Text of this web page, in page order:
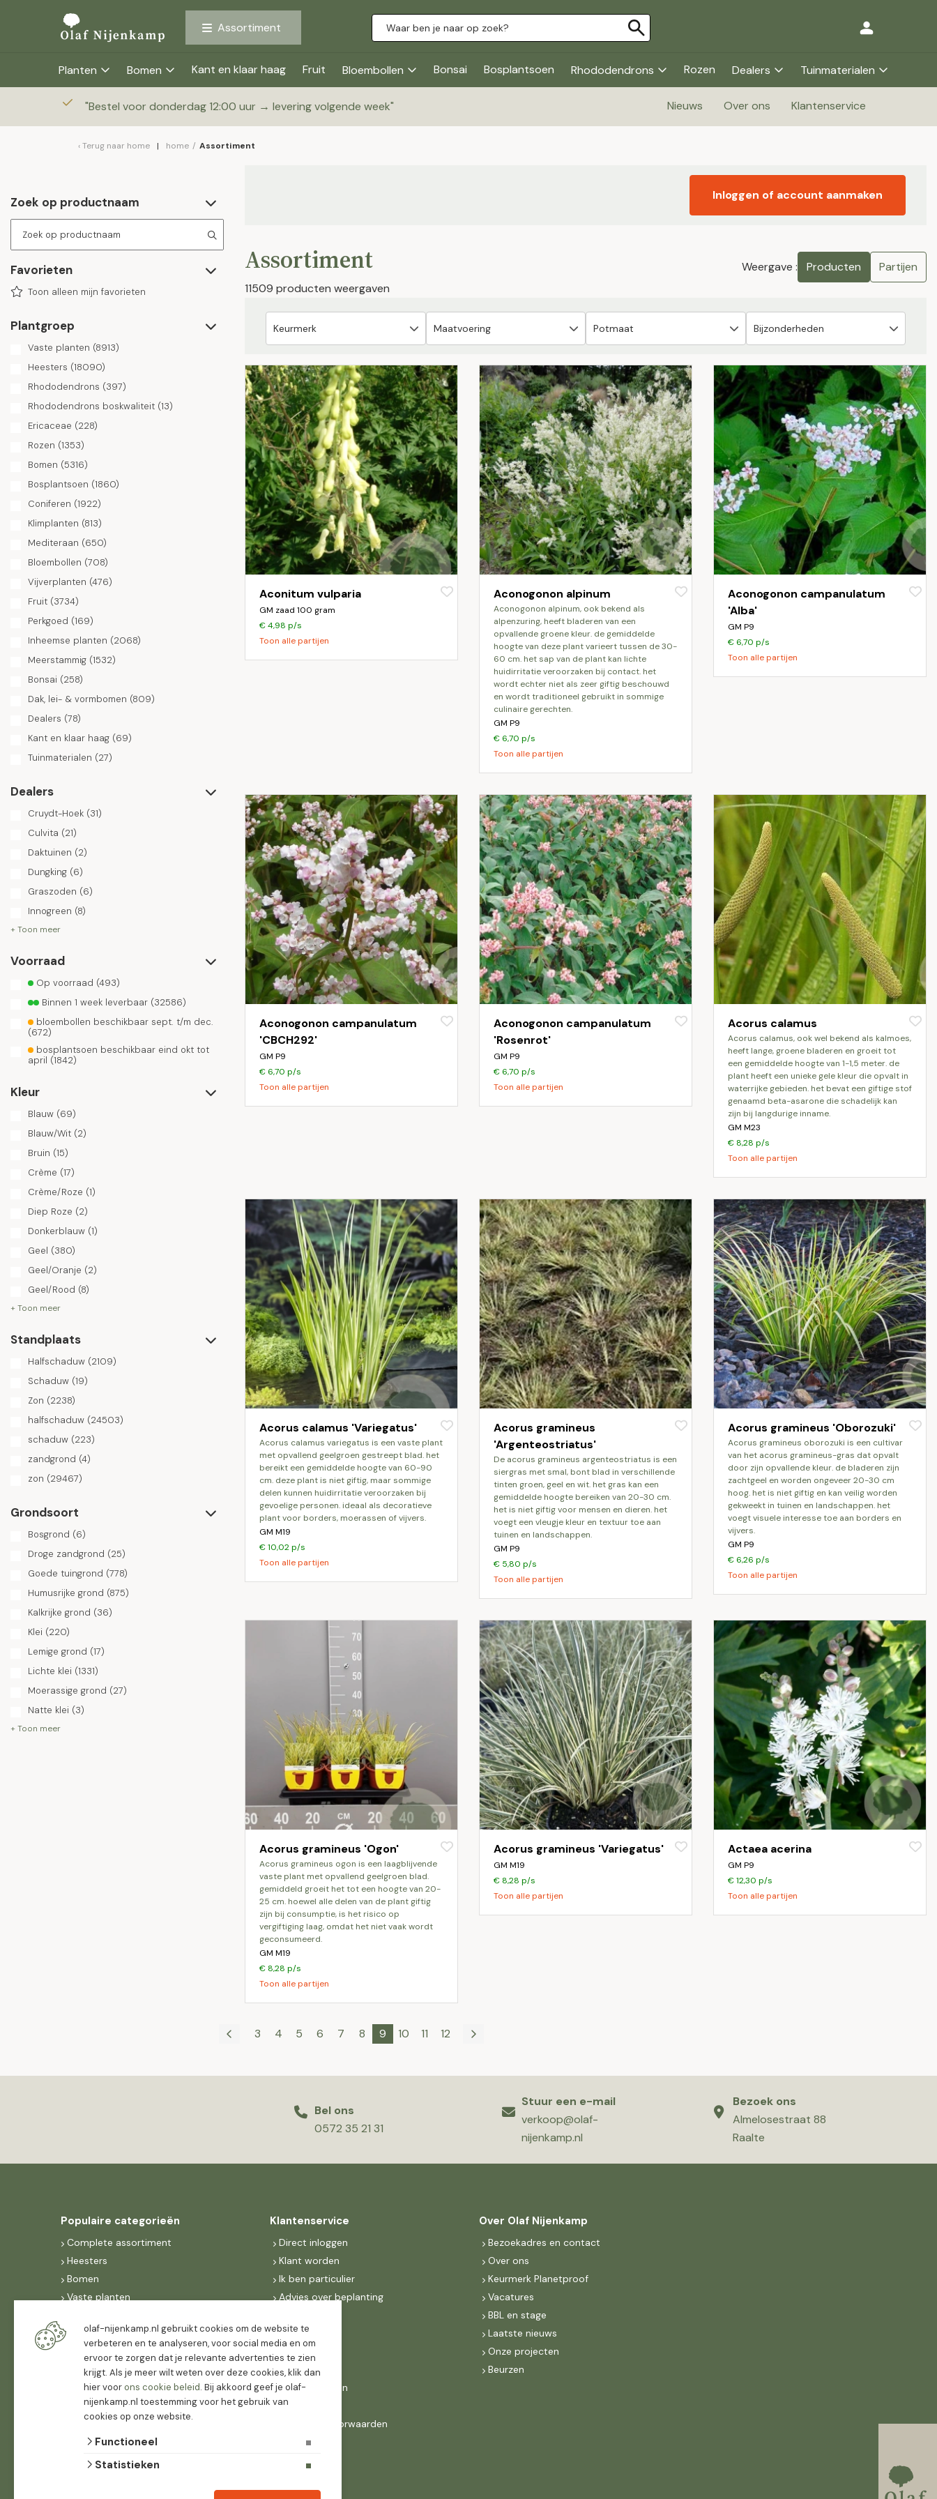
Assortiment
Planten Bomen Kant en klaar haag Fruit Bloembollen Bonsai Bosplantsoen Rhododendrons Rozen Dealers Tuinmaterialen
"Bestel voor donderdag 12:00 uur → levering volgende week" Nieuws Over ons Klantenservice
Terug naar home home / Assortiment
Zoek op productnaam
Favorieten
Toon alleen mijn favorieten
Plantgroep
Vaste planten (8913)
Heesters (18090)
Rhododendrons (397)
Rhododendrons boskwaliteit (13)
Ericaceae (228)
Rozen (1353)
Bomen (5316)
Bosplantsoen (1860)
Coniferen (1922)
Klimplanten (813)
Mediteraan (650)
Bloembollen (708)
Vijverplanten (476)
Fruit (3734)
Perkgoed (169)
Inheemse planten (2068)
Meerstammig (1532)
Bonsai (258)
Dak, lei- & vormbomen (809)
Dealers (78)
Kant en klaar haag (69)
Tuinmaterialen (27)
Dealers
Cruydt-Hoek (31)
Culvita (21)
Daktuinen (2)
Dungking (6)
Graszoden (6)
Innogreen (8)
+ Toon meer
Voorraad
Op voorraad (493)
Binnen 1 week leverbaar (32586)
bloembollen beschikbaar sept. t/m dec.
(672)
bosplantsoen beschikbaar eind okt tot
april (1842)
Kleur
Blauw (69)
Blauw/Wit (2)
Bruin (15)
Crème (17)
Crème/Roze (1)
Diep Roze (2)
Donkerblauw (1)
Geel (380)
Geel/Oranje (2)
Geel/Rood (8)
+ Toon meer
Standplaats
Halfschaduw (2109)
Schaduw (19)
Zon (2238)
halfschaduw (24503)
schaduw (223)
zandgrond (4)
zon (29467)
Grondsoort
Bosgrond (6)
Droge zandgrond (25)
Goede tuingrond (778)
Humusrijke grond (875)
Kalkrijke grond (36)
Klei (220)
Lemige grond (17)
Lichte klei (1331)
Moerassige grond (27)
Natte klei (3)
+ Toon meer
Inloggen of account aanmaken
Assortiment
11509 producten weergaven
Weergave : Producten Partijen
Aconitum vulparia
GM zaad 100 gram
€ 4,98 p/s
Toon alle partijen
Aconogonon alpinum
aconogonon alpinum, ook bekend als
alpenzuring, heeft bladeren van een
opvallende groene kleur. de gemiddelde
hoogte van deze plant varieert tussen de 30-
60 cm. het sap van de plant kan lichte
huidirritatie veroorzaken bij contact. het
wordt echter niet als zeer giftig beschouwd
en wordt traditioneel gebruikt in sommige
culinaire gerechten.
GM P9
€ 6,70 p/s
Toon alle partijen
Aconogonon campanulatum
'Alba'
GM P9
€ 6,70 p/s
Toon alle partijen
Aconogonon campanulatum
'CBCH292'
GM P9
€ 6,70 p/s
Toon alle partijen
Aconogonon campanulatum
'Rosenrot'
GM P9
€ 6,70 p/s
Toon alle partijen
Acorus calamus
acorus calamus, ook wel bekend als kalmoes,
heeft lange, groene bladeren en groeit tot
een gemiddelde hoogte van 1-1,5 meter. de
plant heeft een unieke gele kleur die opvalt in
waterrijke gebieden. het bevat een giftige stof
genaamd beta-asarone die schadelijk kan
zijn bij langdurige inname.
GM M23
€ 8,28 p/s
Toon alle partijen
Acorus calamus 'Variegatus'
acorus calamus variegatus is een vaste plant
met opvallend geelgroen gestreept blad. het
bereikt een gemiddelde hoogte van 60-90
cm. deze plant is niet giftig, maar sommige
delen kunnen huidirritatie veroorzaken bij
gevoelige personen. ideaal als decoratieve
plant voor borders, moerassen of vijvers.
GM M19
€ 10,02 p/s
Toon alle partijen
Acorus gramineus
'Argenteostriatus'
de acorus gramineus argenteostriatus is een
siergras met smal, bont blad in verschillende
tinten groen, geel en wit. het gras kan een
gemiddelde hoogte bereiken van 20-30 cm.
het is niet giftig voor mensen en dieren. het
voegt een vleugje kleur en textuur toe aan
tuinen en landschappen.
GM P9
€ 5,80 p/s
Toon alle partijen
Acorus gramineus 'Oborozuki'
acorus gramineus oborozuki is een cultivar
van het acorus gramineus-gras dat opvalt
door zijn opvallende kleur. de bladeren zijn
zachtgeel en worden ongeveer 20-30 cm
hoog. het is niet giftig en kan veilig worden
gekweekt in tuinen en landschappen. het
voegt visuele interesse toe aan borders en
vijvers.
GM P9
€ 6,26 p/s
Toon alle partijen
Acorus gramineus 'Ogon'
acorus gramineus ogon is een laagblijvende
vaste plant met opvallend geelgroen blad.
gemiddeld groeit het tot een hoogte van 20-
25 cm. hoewel alle delen van de plant giftig
zijn bij consumptie, is het risico op
vergiftiging laag, omdat het niet vaak wordt
geconsumeerd.
GM M19
€ 8,28 p/s
Toon alle partijen
Acorus gramineus 'Variegatus'
GM M19
€ 8,28 p/s
Toon alle partijen
Actaea acerina
GM P9
€ 12,30 p/s
Toon alle partijen
3 4 5 6 7 8 9 10 11 12
Bel ons
0572 35 21 31
Stuur een e-mail
verkoop@olaf-
nijenkamp.nl
Bezoek ons
Almelosestraat 88
Raalte
Populaire categorieën
Complete assortiment
Heesters
Bomen
Vaste planten
Coniferen
Fruit
Dak, lei- & vormbomen
Dealers
Klantenservice
Direct inloggen
Klant worden
Ik ben particulier
Advies over beplanting
Bezorgen
Dealers
Suite MKB
IncoNed Groen
FAQ
Algemene voorwaarden
Over Olaf Nijenkamp
Bezoekadres en contact
Over ons
Keurmerk Planetproof
Vacatures
BBL en stage
Laatste nieuws
Onze projecten
Beurzen
olaf-nijenkamp.nl gebruikt cookies om de website te
verbeteren en te analyseren, voor social media en om
ervoor te zorgen dat je relevante advertenties te zien
krijgt. Als je meer wilt weten over deze cookies, klik dan
hier voorons cookie beleid. Bij akkoord geef je olaf-
nijenkamp.nl toestemming voor het gebruik van
cookies op onze website.
Functioneel
Statistieken